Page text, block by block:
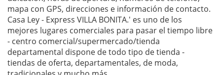
mapa con GPS, direcciones e información de contacto.
Casa Ley - Express VILLA BONITA.' es uno de los
mejores lugares comerciales para pasar el tiempo libre
- centro comercial/supermercado/tienda
departamental dispone de todo tipo de tienda -
tiendas de oferta, departamentales, de moda,